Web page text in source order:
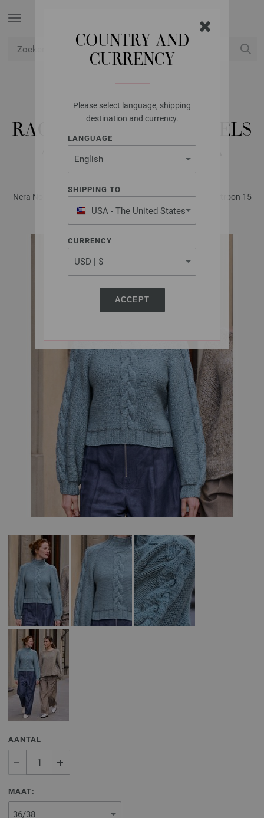
COUNTRY AND
CURRENCY
Please select language, shipping
destination and currency.
LANGUAGE
SHIPPING TO
USA - The United States
of America
CURRENCY
ACCEPT
LANA GROSSA
RAGLANTRUI MET KABELS
ALTA MODA ALPACA
Nera No. 1 - Tijdschrift (DE) + Breibeschrijvingen (NL) | Patroon 15
AANTAL
MAAT: